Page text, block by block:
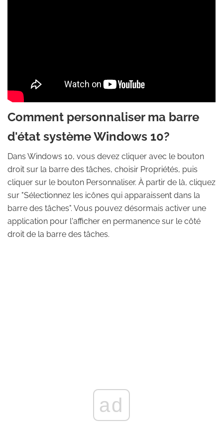
Comment personnaliser ma barre
d'état système Windows 10?
Dans Windows 10, vous devez cliquer avec le bouton
droit sur la barre des tâches, choisir Propriétés, puis
cliquer sur le bouton Personnaliser. À partir de là, cliquez
sur "Sélectionnez les icônes qui apparaissent dans la
barre des tâches". Vous pouvez désormais activer une
application pour l'afficher en permanence sur le côté
droit de la barre des tâches.
ad